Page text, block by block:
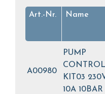
Art.-Nr. Name
A00980
PUMP
KIT03
10A 10BAR